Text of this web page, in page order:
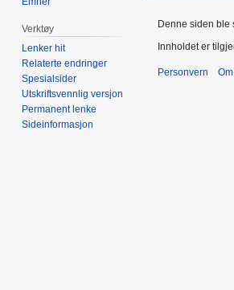
Verktøy
Lenker hit
Relaterte endringer
Spesialsider
Utskriftsvennlig versjon
Permanent lenke
Sideinformasjon
Denne siden ble
Innholdet er
Personvern